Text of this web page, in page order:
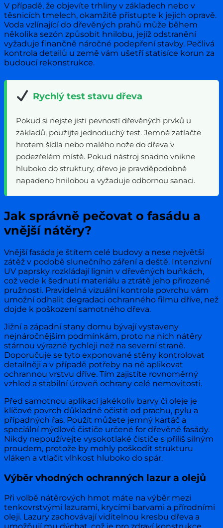
V případě, že objevíte trhliny v základech nebo v
těsnicích tmelech, okamžitě přistupte k jejich opravě.
Voda vzlínající do dřevěných prahů může během
několika sezón způsobit hnilobu, jejíž odstranění
vyžaduje finančně náročné podepření stavby. Pečlivá
kontrola detailů u země vám ušetří statisíce korun za
budoucí rekonstrukce.
Rychlý test stavu dřeva
Pokud si nejste jisti pevností dřevěných prvků u
základů, použijte jednoduchý test. Jemně zatlačte
hrotem šídla nebo malého nože do dřeva v
podezřelém místě. Pokud nástroj snadno vnikne
hluboko do struktury, dřevo je pravděpodobně
napadeno hnilobou a vyžaduje odbornou sanaci.
Jak správně pečovat o fasádu a
vnější nátěry?
Vnější fasáda je štítem celé budovy a nese největší
zátěž v podobě slunečního záření a deště. Intenzivní
UV paprsky rozkládají lignin v dřevěných buňkách,
což vede k šednutí materiálu a ztrátě jeho přirozené
pružnosti. Pravidelná vizuální kontrola povrchu vám
umožní odhalit degradaci ochranného filmu dříve, než
dojde k poškození samotného dřeva.
Jižní a západní stany domu bývají vystaveny
nejnáročnějším podmínkám, proto na nich nátěry
stárnou výrazně rychleji než na severní straně.
Doporučuje se tyto exponované stěny kontrolovat
detailněji a v případě potřeby na ně aplikovat
ochrannou vrstvu dříve. Tím zajistíte rovnoměrný
vzhled a stabilní úroveň ochrany celé nemovitosti.
Před samotnou aplikací jakékoliv barvy či oleje je
klíčové povrch důkladně očistit od prachu, pylu a
případných řas. Použít můžete jemný kartáč a
speciální mýdlové čističe určené for dřevěné fasády.
Nikdy nepoužívejte vysokotlaké čističe s příliš silným
proudem, protože by mohly poškodit strukturu
vláken a vtlačit vlhkost hluboko do spár.
Výběr vhodných ochranných lazur a olejů
Při volbě nátěrových hmot máte na výběr mezi
tenkovrstvými lazurami, krycími barvami a přírodními
oleji. Lazury zachovávají viditelnou kresbu dřeva a